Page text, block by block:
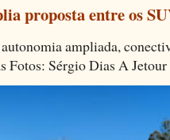
proposta entre os
ampliada,
Fotos: Sérgio Dias A